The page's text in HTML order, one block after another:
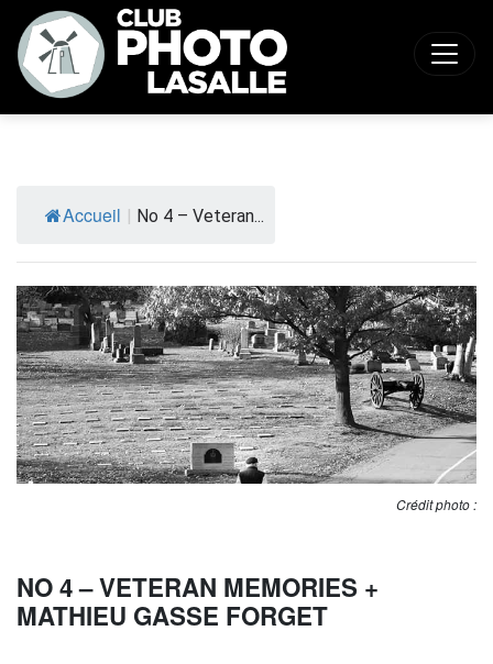
Accueil | No 4 – Veteran...
Crédit photo :
NO 4 – VETERAN MEMORIES +
MATHIEU GASSE FORGET